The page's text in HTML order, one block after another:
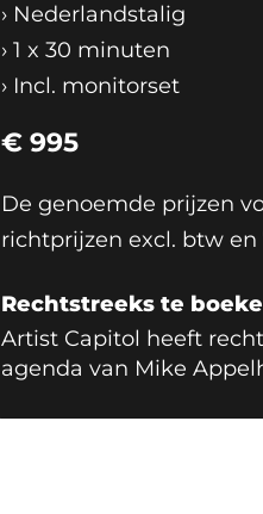
› Nederlandstalig
› 1 x 30 minuten
› Incl. monitorset
€995
De genoemde prijzen
richtprijzen excl. btw en
Rechtstreeks te
Artist Capitol heeft
agenda van Mike